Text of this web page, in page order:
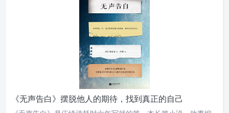
《无声告白》摆脱他人的期待，找到真正的自己